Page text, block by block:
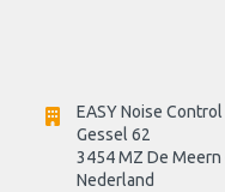
EASY Noise Control
Gessel 62
3454 MZ De Meern
Nederland